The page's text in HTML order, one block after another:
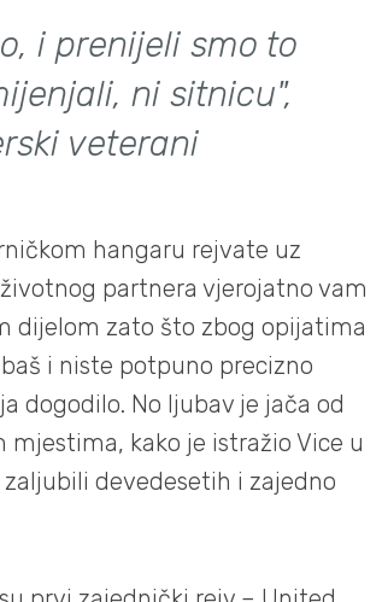
i prenijeli smo to
ni sitnicu",
veterani
hangaru rejvate uz
partnera vjerojatno vam
dijelom zato što zbog opijatima
i niste potpuno precizno
dogodilo. No ljubav je jača od
kako je istražio Vice u
devedesetih i zajedno